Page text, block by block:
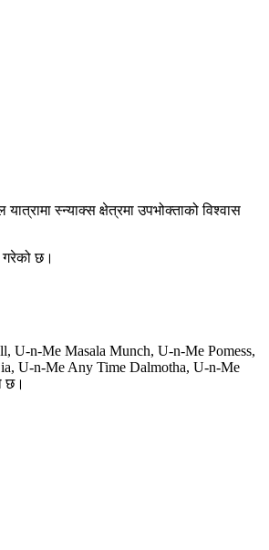
स्न्याक्स क्षेत्रमा उपभोक्ताको विश्वास
गरेको छ।
U-n-Me Masala Munch, U-n-Me Pomess,
U-n-Me Any Time Dalmotha, U-n-Me
छ।